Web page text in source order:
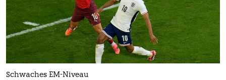
Schwaches EM-Niveau